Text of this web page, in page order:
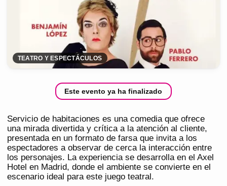
TEATRO Y ESPECTÁCULOS
Este evento ya ha finalizado
Servicio de habitaciones es una comedia que ofrece
una mirada divertida y crítica a la atención al cliente,
presentada en un formato de farsa que invita a los
espectadores a observar de cerca la interacción entre
los personajes. La experiencia se desarrolla en el Axel
Hotel en Madrid, donde el ambiente se convierte en el
escenario ideal para este juego teatral.